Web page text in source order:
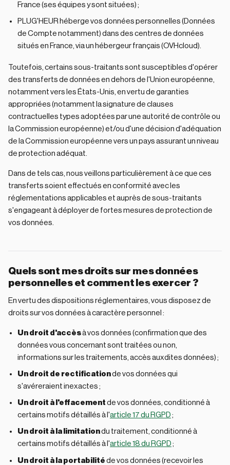
France (ses équipes y sont situées) ;
PLUG'HEUR héberge vos données personnelles (Données
de Compte notamment) dans des centres de données
situés en France, via un hébergeur français (OVHcloud).
Toutefois, certains sous-traitants sont susceptibles d'opérer
des transferts de données en dehors de l'Union européenne,
notamment vers les États-Unis, en vertu de garanties
appropriées (notamment la signature de clauses
contractuelles types adoptées par une autorité de contrôle ou
la Commission européenne) et/ou d'une décision d'adéquation
de la Commission européenne vers un pays assurant un niveau
de protection adéquat.
Dans de tels cas, nous veillons particulièrement à ce que ces
transferts soient effectués en conformité avec les
réglementations applicables et auprès de sous-traitants
s'engageant à déployer de fortes mesures de protection de
vos données.
Quels sont mes droits sur mes données
personnelles et comment les exercer ?
En vertu des dispositions réglementaires, vous disposez de
droits sur vos données à caractère personnel :
Un droit d'accèsà vos données (confirmation que des
données vous concernant sont traitées ou non,
informations sur les traitements, accès auxdites données) ;
Un droit de rectificationde vos données qui
s'avéreraient inexactes ;
Un droit à l'effacement de vos données, conditionné à
certains motifs détaillés à l'article 17 du RGPD ;
Un droit à la limitationdu traitement, conditionné à
certains motifs détaillés à l'article 18 du RGPD ;
Un droit à la portabilité de vos données (recevoir les